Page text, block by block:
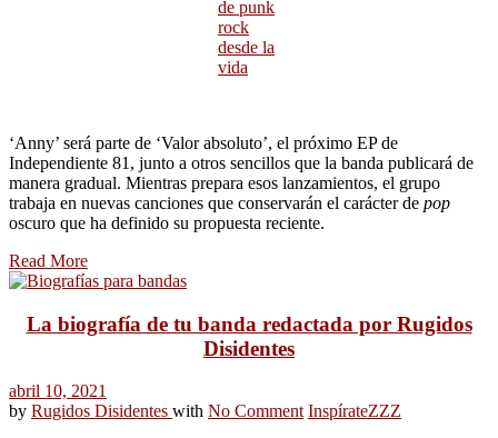
de punk
rock
desde la
vida
‘Anny’ será parte de ‘Valor absoluto’, el próximo EP de
Independiente 81, junto a otros sencillos que la banda publicará de
manera gradual. Mientras prepara esos lanzamientos, el grupo
trabaja en nuevas canciones que conservarán el carácter de pop
oscuro que ha definido su propuesta reciente.
Read More
La biografía de tu banda redactada por Rugidos
Disidentes
abril 10, 2021
by Rugidos Disidentes with No Comment InspírateZZZ